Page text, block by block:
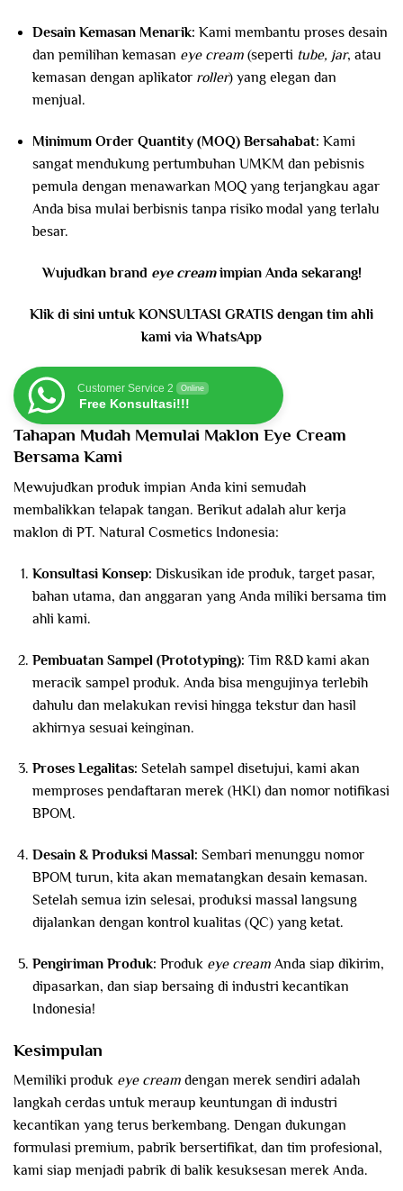
Desain Kemasan Menarik: Kami membantu proses desain
dan pemilihan kemasan eye cream(seperti tube, jar, atau
kemasan dengan aplikator roller) yang elegan dan
menjual.
Minimum Order Quantity (MOQ) Bersahabat: Kami
sangat mendukung pertumbuhan UMKM dan pebisnis
pemula dengan menawarkan MOQ yang terjangkau agar
Anda bisa mulai berbisnis tanpa risiko modal yang terlalu
besar.
Wujudkan brand eye creamimpian Anda sekarang!
Klik di sini untuk KONSULTASI GRATIS dengan tim ahli
kami via WhatsApp
Customer Service 2 Online
Free Konsultasi!!!
Tahapan Mudah Memulai Maklon Eye Cream
Bersama Kami
Mewujudkan produk impian Anda kini semudah
membalikkan telapak tangan. Berikut adalah alur kerja
maklon di PT. Natural Cosmetics Indonesia:
Konsultasi Konsep: Diskusikan ide produk, target pasar,
bahan utama, dan anggaran yang Anda miliki bersama tim
ahli kami.
Pembuatan Sampel (Prototyping): Tim R&D kami akan
meracik sampel produk. Anda bisa mengujinya terlebih
dahulu dan melakukan revisi hingga tekstur dan hasil
akhirnya sesuai keinginan.
Proses Legalitas: Setelah sampel disetujui, kami akan
memproses pendaftaran merek (HKI) dan nomor notifikasi
BPOM.
Desain & Produksi Massal: Sembari menunggu nomor
BPOM turun, kita akan mematangkan desain kemasan.
Setelah semua izin selesai, produksi massal langsung
dijalankan dengan kontrol kualitas (QC) yang ketat.
Pengiriman Produk: Produk eye creamAnda siap dikirim,
dipasarkan, dan siap bersaing di industri kecantikan
Indonesia!
Kesimpulan
Memiliki produk eye cream dengan merek sendiri adalah
langkah cerdas untuk meraup keuntungan di industri
kecantikan yang terus berkembang. Dengan dukungan
formulasi premium, pabrik bersertifikat, dan tim profesional,
kami siap menjadi pabrik di balik kesuksesan merek Anda.